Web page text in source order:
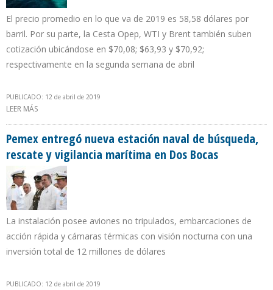
El precio promedio en lo que va de 2019 es 58,58 dólares por
barril. Por su parte, la Cesta Opep, WTI y Brent también suben
cotización ubicándose en $70,08; $63,93 y $70,92;
respectivamente en la segunda semana de abril
PUBLICADO: 12 de abril de 2019
LEER MÁS
Pemex entregó nueva estación naval de búsqueda,
rescate y vigilancia marítima en Dos Bocas
La instalación posee aviones no tripulados, embarcaciones de
acción rápida y cámaras térmicas con visión nocturna con una
inversión total de 12 millones de dólares
PUBLICADO: 12 de abril de 2019